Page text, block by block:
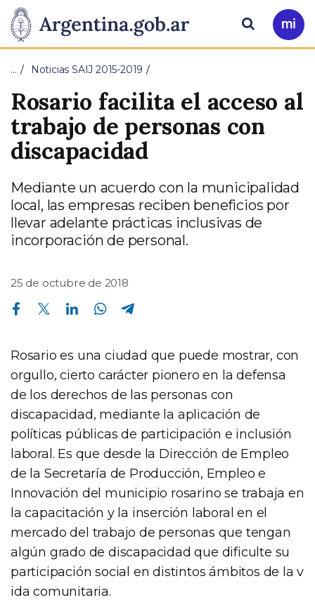
Presidencia
de
la
Nación
Pasar al contenido principal
Ir
a
Buscar
… Noticias SAIJ 2015-2019
Rosario facilita el acceso al
trabajo de personas con
discapacidad
Mediante un acuerdo con la municipalidad
local, las empresas reciben beneficios por
llevar adelante prácticas inclusivas de
incorporación de personal.
25 de octubre de 2018
Compartir en Facebook Compartir en Twitter Compartir en Linkedin Compartir en Whatsapp
Rosario es una ciudad que puede mostrar, con
orgullo, cierto carácter pionero en la defensa
de los derechos de las personas con
discapacidad, mediante la aplicación de
políticas públicas de participación e inclusión
laboral. Es que desde la Dirección de Empleo
de la Secretaría de Producción, Empleo e
Innovación del municipio rosarino se trabaja en
la capacitación y la inserción laboral en el
mercado del trabajo de personas que tengan
algún grado de discapacidad que dificulte su
participación social en distintos ámbitos de la v
ida comunitaria.